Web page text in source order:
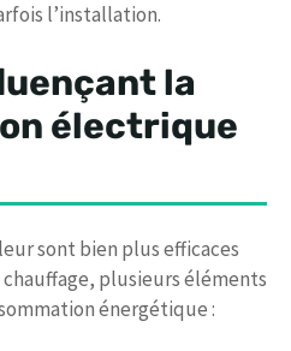
l’installation.
la
électrique
sont bien plus efficaces
plusieurs éléments
énergétique :